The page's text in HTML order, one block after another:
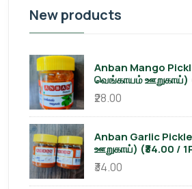
New products
Anban Mango
வெங்காயம் ஊறுகாய்)
₹28.00
Anban Garlic
ஊறுகாய்) (₹34.00 /
₹34.00